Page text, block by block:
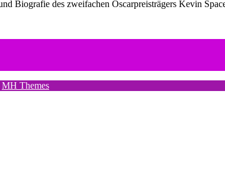
Biografie des zweifachen Oscarpreisträgers Kevin
MH Themes